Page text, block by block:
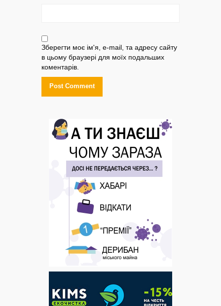
Зберегти моє ім'я, e-mail, та адресу сайту
в цьому браузері для моїх подальших
коментарів.